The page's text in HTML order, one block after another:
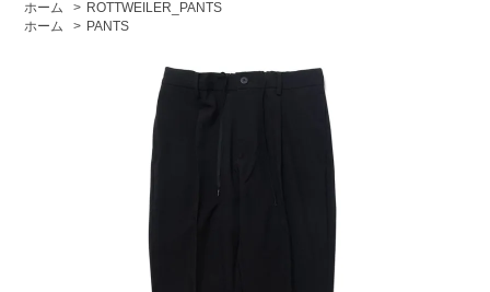
ホーム
> ROTTWEILER_PANTS
ホーム
> PANTS